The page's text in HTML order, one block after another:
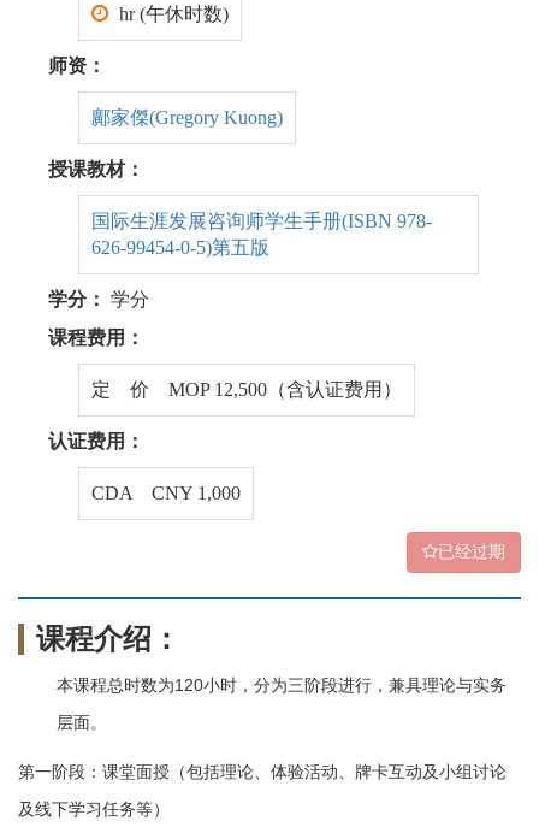
hr (午休时数)
师资：
鄺家傑(Gregory Kuong)
授课教材：
国际生涯发展咨询师学生手册(ISBN 978-
626-99454-0-5)第五版
学分： 学分
课程费用：
定 价 MOP 12,500（含认证费用）
认证费用：
CDA CNY 1,000
已经过期
课程介绍：
本课程总时数为120小时，分为三阶段进行，兼具理论与实务
层面。
第一阶段：课堂面授（包括理论、体验活动、牌卡互动及小组讨论
及线下学习任务等）